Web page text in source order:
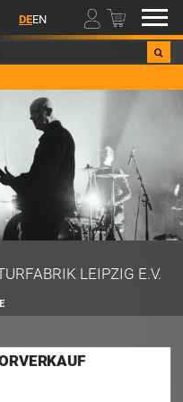
DEEN 00
LEIPZIG E.V.